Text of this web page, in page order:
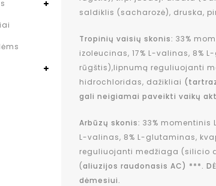
saldiklis (sacharozė), druska,
Tropinių vaisių skonis: 33%
izoleucinas, 17% L-valinas,
rūgštis),lipnumą reguliuojanti
hidrochloridas, dažikliai
gali neigiamai paveikti vaikų
Arbūzų skonis: 33% momentinis
L-valinas, 8% L-glutaminas,
reguliuojanti medžiaga (silicio
(aliuzijos raudonasis AC) ***.
dėmesiui.